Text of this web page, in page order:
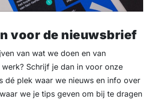
voor de nieuwsbrief
van wat we doen en van
werk? Schrijf je dan in voor onze
dé plek waar we nieuws en info over
we je tips geven om bij te dragen